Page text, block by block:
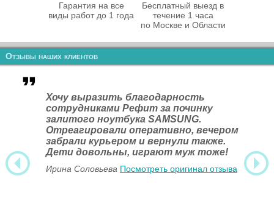
Гарантия на все
виды работ до 1 года
Бесплатный выезд в
течение 1 часа
по Москве и Области
Отзывы наших клиентов
Хочу выразить благодарность
сотрудниками Рефит за починку
залитого ноутбука SAMSUNG.
Отреагировали оперативно, вечером
забрали курьером и вернули также.
Дети довольны, играют муж тоже!
Ирина Соловьева Посмотреть оригинал отзыва